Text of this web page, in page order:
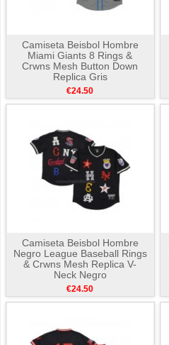
Camiseta Beisbol Hombre
Miami Giants 8 Rings &
Crwns Mesh Button Down
Replica Gris
€24.50
Camiseta Beisbol Hombre
Negro League Baseball Rings
& Crwns Mesh Replica V-
Neck Negro
€24.50